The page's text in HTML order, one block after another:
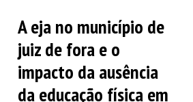
A eja no município de
juiz de fora e o
impacto da ausência
da educação física em